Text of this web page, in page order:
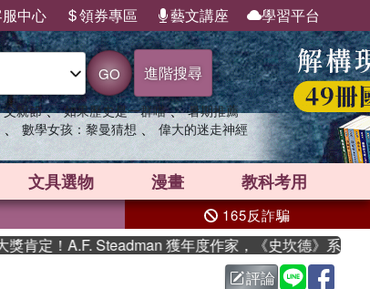
中心 領券專區 藝文講座 學習平台
GO 進階搜尋
父親節 、 如果歷史是一群喵 、 暑期推薦
、 數學女孩：黎曼猜想 、 偉大的迷走神經
文具選物 漫畫 教科考用
165反詐騙
定！A.F. Steadman 獲年度作家，《史坎德》系列帶你
評論